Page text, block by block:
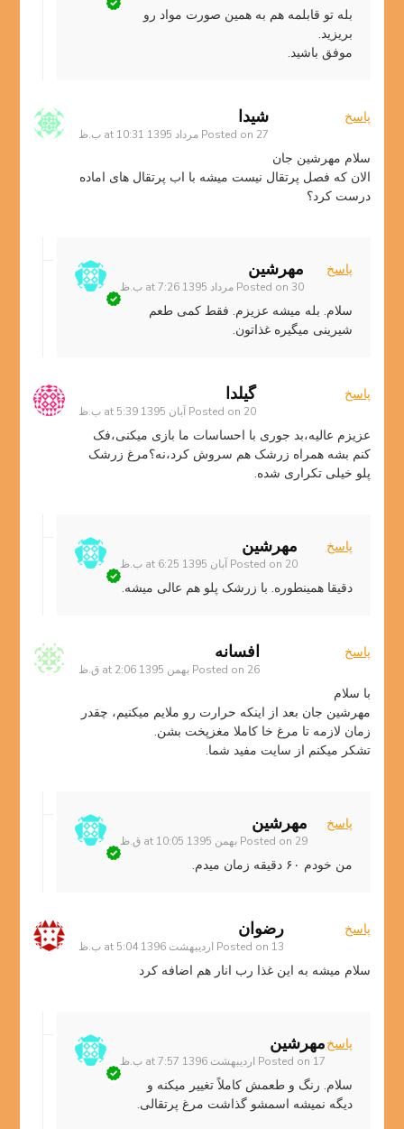
بله تو قابلمه هم به همین صورت مواد رو
بریزید.
موفق باشید.
شیدا
Posted on 27 مرداد 1395 at 10:31 ب.ظ
پاسخ
سلام مهرشین جان
الان که فصل پرتقال نیست میشه با اب پرتقال های اماده
درست کرد؟
مهرشین
Posted on 30 مرداد 1395 at 7:26 ب.ظ
پاسخ
سلام. بله میشه عزیزم. فقط کمی طعم
شیرینی میگیره غذاتون.
گیلدا
Posted on 20 آبان 1395 at 5:39 ب.ظ
پاسخ
عزیزم عالیه،بد جوری با احساسات ما بازی میکنی،فک
کنم بشه همراه زرشک هم سروش کرد،نه؟مرغ زرشک
پلو خیلی تکراری شده.
مهرشین
Posted on 20 آبان 1395 at 6:25 ب.ظ
پاسخ
دقیقا همینطوره. با زرشک پلو هم عالی میشه.
افسانه
Posted on 26 بهمن 1395 at 2:06 ق.ظ
پاسخ
با سلام
مهرشین جان بعد از اینکه حرارت رو ملایم میکنیم، چقدر
زمان لازمه تا مرغ خا کاملا مغزپخت بشن.
تشکر میکنم از سایت مفید شما.
مهرشین
Posted on 29 بهمن 1395 at 10:05 ق.ظ
پاسخ
من خودم ۶۰ دقیقه زمان میدم.
رضوان
Posted on 13 اردیبهشت 1396 at 5:04 ب.ظ
پاسخ
سلام میشه به این غذا رب انار هم اضافه کرد
مهرشین
Posted on 17 اردیبهشت 1396 at 7:57 ب.ظ
پاسخ
سلام. رنگ و طعمش کاملاً تغییر میکنه و
دیگه نمیشه اسمشو گذاشت مرغ پرتقالی.